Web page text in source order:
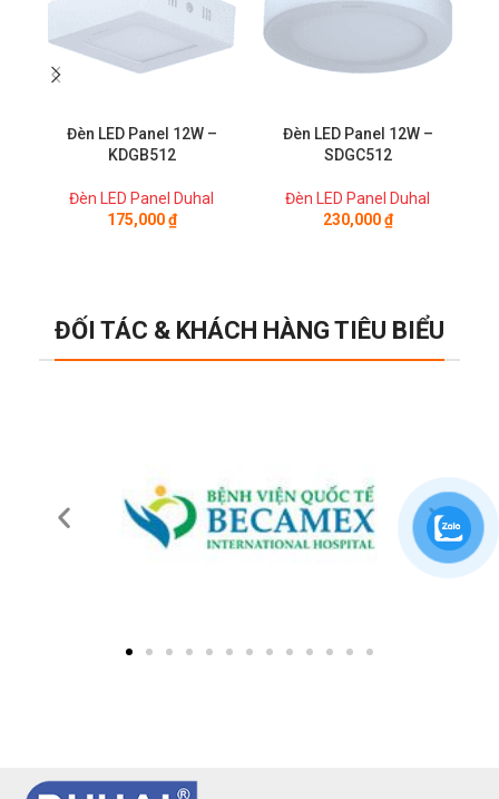
Đèn LED Panel 12W –
KDGB512
Đèn LED Panel Duhal
175,000₫
Đèn LED Panel 12W –
SDGC512
Đèn LED Panel Duhal
230,000₫
ĐỐI TÁC & KHÁCH HÀNG TIÊU BIỂU